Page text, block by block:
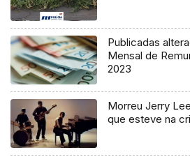
Publicadas
Mensal de
2023
Morreu Jerry
que esteve na